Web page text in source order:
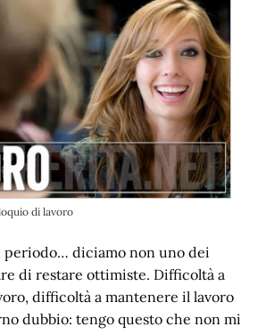
di lavoro
periodo… diciamo non uno dei
di restare ottimiste. Difficoltà a
difficoltà a mantenere il lavoro
dubbio: tengo questo che non mi